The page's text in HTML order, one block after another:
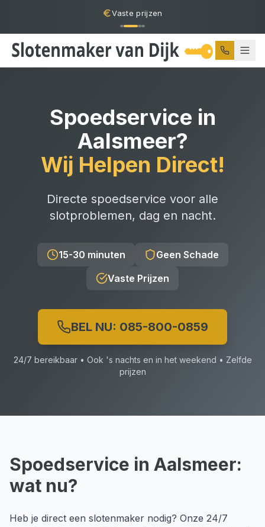
Vaste prijzen
Spoedservice in
Aalsmeer?
Wij Helpen Direct!
Directe spoedservice voor alle
slotproblemen, dag en nacht.
15-30 minuten
Geen Schade
Vaste Prijzen
BEL NU: 085-800-0859
24/7 bereikbaar • Ook 's nachts en in het weekend • Zelfde
prijzen
Spoedservice in Aalsmeer:
wat nu?
Heb je direct een slotenmaker nodig? Onze 24/7